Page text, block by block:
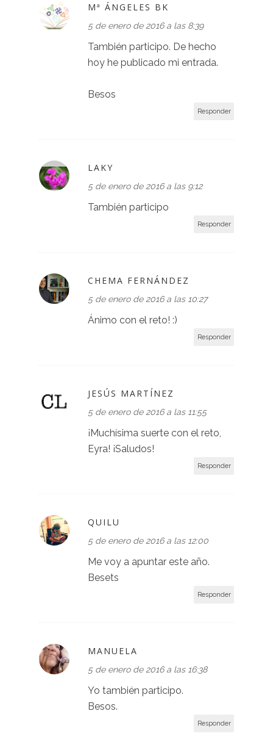
Mª ÁNGELES BK
5 de enero de 2016 a las 8:39
También participo. De hecho
hoy he publicado mi entrada.
Besos
Responder
LAKY
5 de enero de 2016 a las 9:12
También participo
Responder
CHEMA FERNÁNDEZ
5 de enero de 2016 a las 10:27
Ánimo con el reto! :)
Responder
JESÚS MARTÍNEZ
5 de enero de 2016 a las 11:55
¡Muchísima suerte con el reto,
Eyra! ¡Saludos!
Responder
QUILU
5 de enero de 2016 a las 12:00
Me voy a apuntar este año.
Besets
Responder
MANUELA
5 de enero de 2016 a las 16:38
Yo también participo.
Besos.
Responder